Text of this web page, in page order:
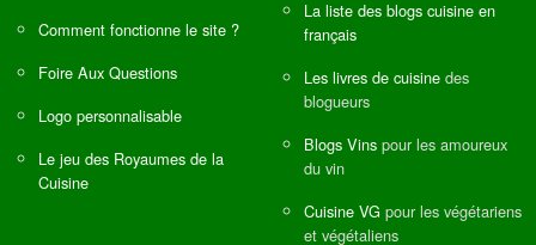
Comment fonctionne le site ?
Foire Aux Questions
Logo personnalisable
Le jeu des Royaumes de la
Cuisine
La liste des blogs cuisine en
français
Les livres de cuisine des
blogueurs
Blogs Vins pour les amoureux
du vin
Cuisine VG pour les végétariens
et végétaliens